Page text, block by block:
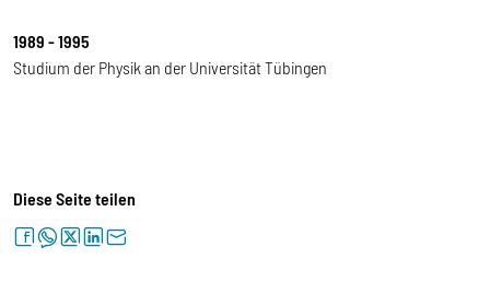
1989 - 1995
Studium der Physik an der Universität Tübingen
Diese Seite teilen
facebookwhatsapptwitterlinkedinletter